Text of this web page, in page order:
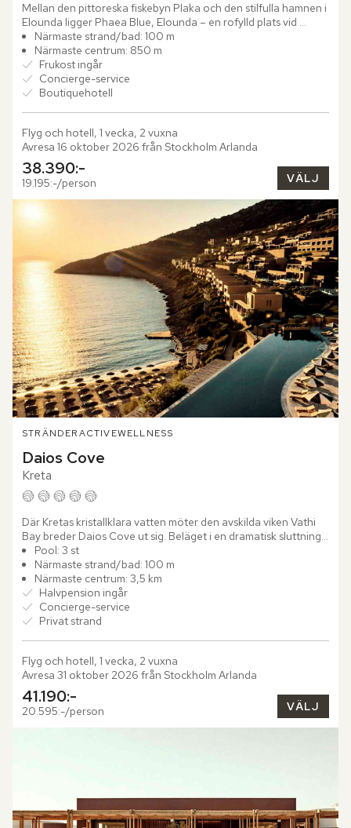
Mellan den pittoreska fiskebyn Plaka och den stilfulla hamnen i
Elounda ligger Phaea Blue, Elounda – en rofylld plats vid
Kretas strålande kust. Med utsikt över hotellets privata...
Närmaste strand/bad: 100 m
Närmaste centrum: 850 m
Frukost ingår
Concierge-service
Boutiquehotell
Flyg och hotell, 1 vecka, 2 vuxna
Avresa 16 oktober 2026 från Stockholm Arlanda
38.390:-
19.195:-/person VÄLJ
STRÄNDERACTIVEWELLNESS
Daios Cove
Kreta
Där Kretas kristallklara vatten möter den avskilda viken Vathi
Bay breder Daios Cove ut sig. Beläget i en dramatisk sluttning
med utsikt över ett frodigt landskap som känns som...
Pool: 3 st
Närmaste strand/bad: 100 m
Närmaste centrum: 3,5 km
Halvpension ingår
Concierge-service
Privat strand
Flyg och hotell, 1 vecka, 2 vuxna
Avresa 31 oktober 2026 från Stockholm Arlanda
41.190:-
20.595:-/person VÄLJ